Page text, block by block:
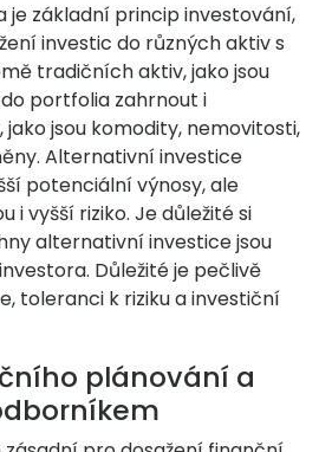
je základní princip investování,
investic do různých aktiv s
tradičních aktiv, jako jsou
portfolia zahrnout i
jsou komodity, nemovitosti,
Alternativní investice
potenciální výnosy, ale
i vyšší riziko. Je důležité si
alternativní investice jsou
Důležité je pečlivě
toleranci k riziku a investiční
plánování a